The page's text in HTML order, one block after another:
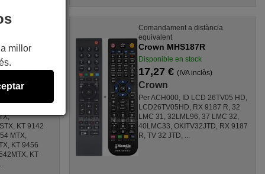
2
stock
(IVA inclòs)
KT 9142
MTX,
KT 9456
KT
Comandament a distància
equivalent
Crown MHS187R
Disponible en stock
17,27 € (IVA inclòs)
Crown
Per ACH000, ID LCD 26TV05 HD,
LCD26TV05HD, RX 9187 R, 32
LMC 31, 32LML96, 37 LMC 32,
40LMC33, OKITV32JTD, RX 9187
R, TV 32 JTD, ...
millor